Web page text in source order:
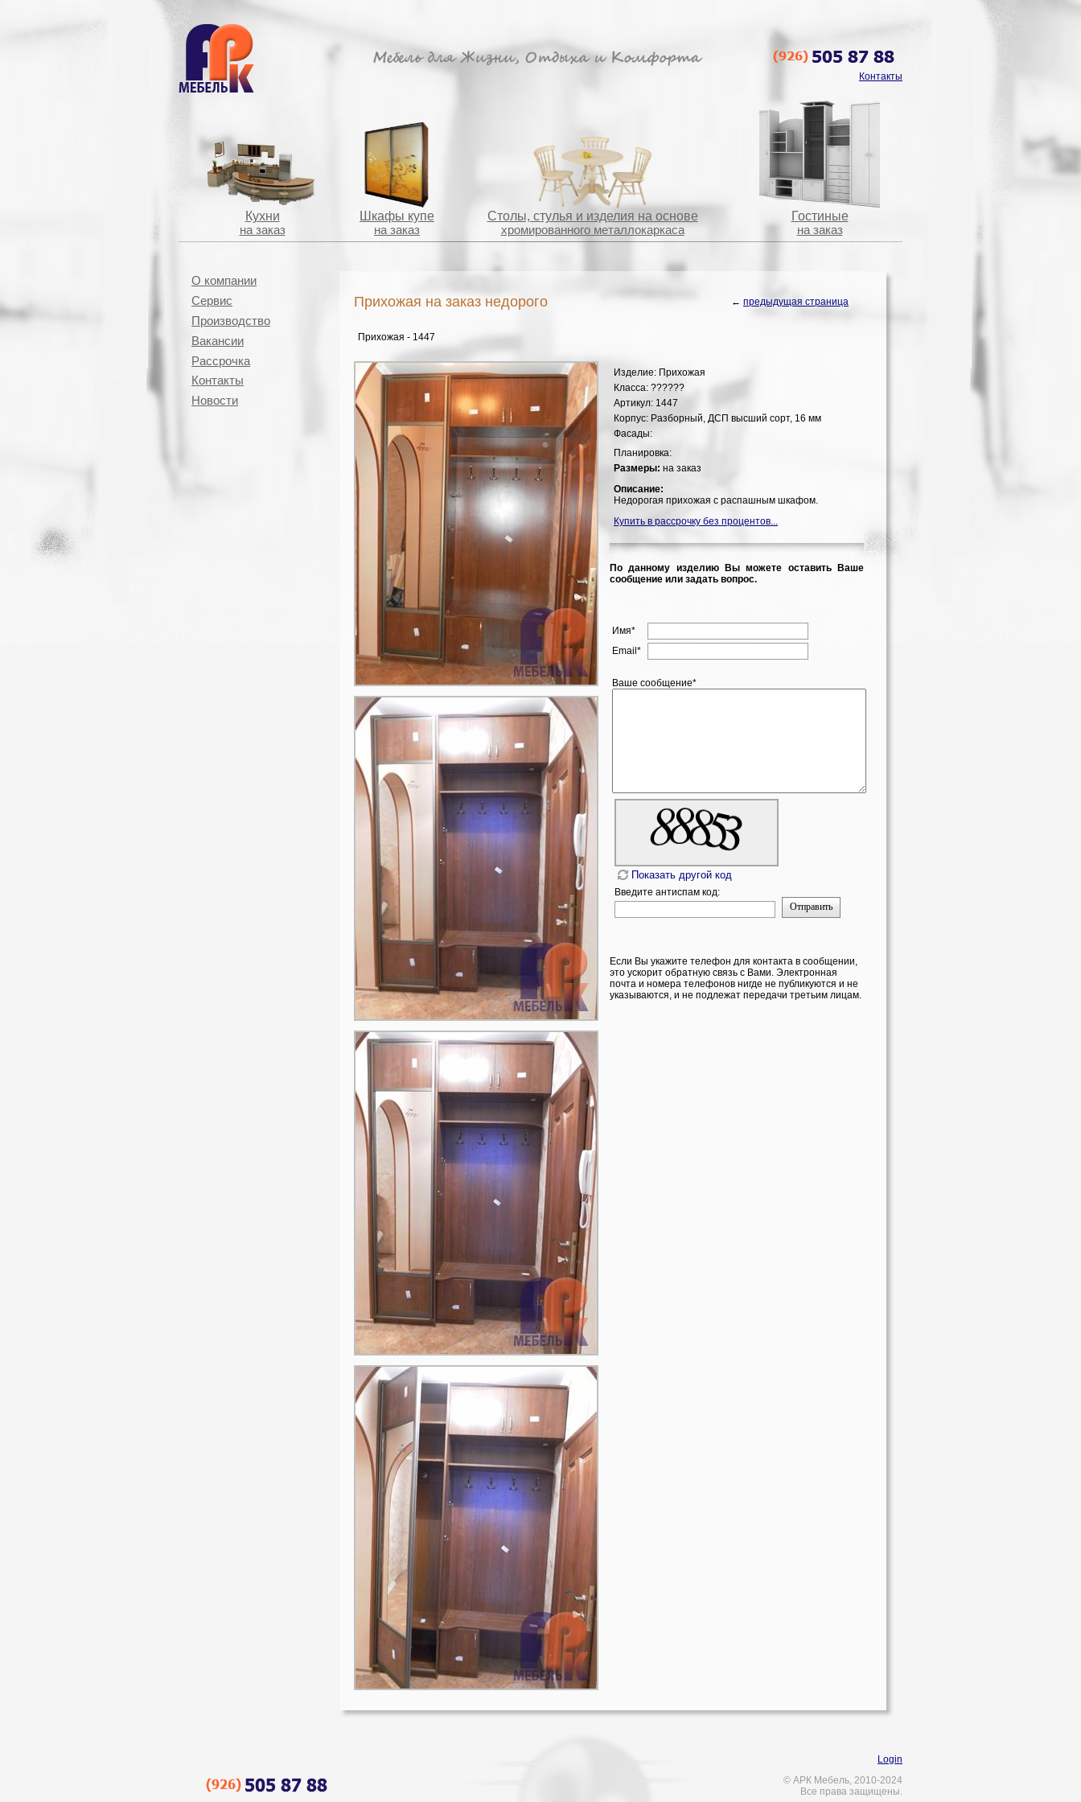
Контакты
Кухни
на заказ
Шкафы купе
на заказ
Столы, стулья и изделия на основе
хромированного металлокаркаса
Гостиные
на заказ
О компании
Сервис
Производство
Вакансии
Рассрочка
Контакты
Новости
Прихожая на заказ недорого ← предыдущая страница
Прихожая - 1447
Изделие: Прихожая
Класса: ??????
Артикул: 1447
Корпус: Разборный, ДСП высший сорт, 16 мм
Фасады:
Планировка:
Размеры: на заказ
Описание:
Недорогая прихожая с распашным шкафом.
Купить в рассрочку без процентов...
По данному изделию Вы можете оставить Ваше
сообщение или задать вопрос.
Имя*
Email*
Ваше сообщение*
Показать другой код
Введите антиспам код:
Отправить
Если Вы укажите телефон для контакта в сообщении,
это ускорит обратную связь с Вами. Электронная
почта и номера телефонов нигде не публикуются и не
указываются, и не подлежат передачи третьим лицам.
Login
© АРК Мебель, 2010-2024
Все права защищены.